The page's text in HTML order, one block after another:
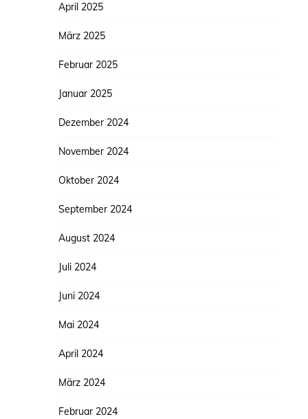
April 2025
März 2025
Februar 2025
Januar 2025
Dezember 2024
November 2024
Oktober 2024
September 2024
August 2024
Juli 2024
Juni 2024
Mai 2024
April 2024
März 2024
Februar 2024